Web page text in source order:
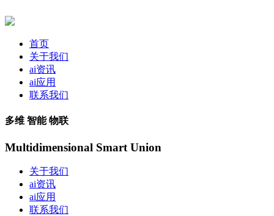
首页
关于我们
ai资讯
ai应用
联系我们
多维 智能 物联
Multidimensional Smart Union
关于我们
ai资讯
ai应用
联系我们